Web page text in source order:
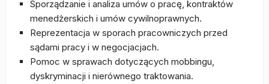
Sporządzanie i analiza umów o pracę, kontraktów
menedżerskich i umów cywilnoprawnych.
Reprezentacja w sporach pracowniczych przed
sądami pracy i w negocjacjach.
Pomoc w sprawach dotyczących mobbingu,
dyskryminacji i nierównego traktowania.